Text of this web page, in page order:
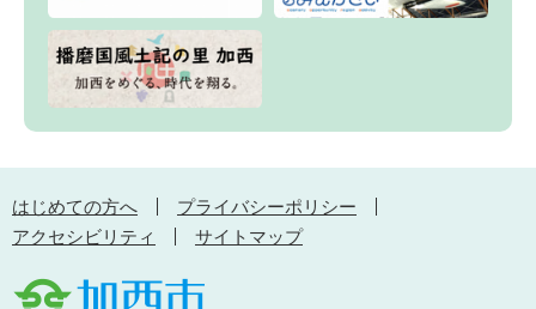
はじめての方へ
プライバシーポリシー
アクセシビリティ
サイトマップ